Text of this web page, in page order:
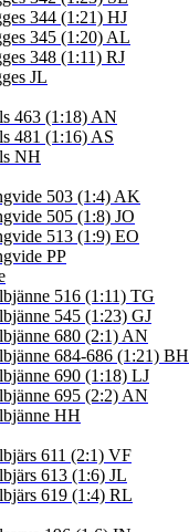
344 (1:21) HJ
345 (1:20) AL
348 (1:11) RJ
JL
463 (1:18) AN
481 (1:16) AS
NH
503 (1:4) AK
505 (1:8) JO
513 (1:9) EO
PP
516 (1:11) TG
545 (1:23) GJ
680 (2:1) AN
684-686 (1:21) BH
690 (1:18) LJ
695 (2:2) AN
HH
611 (2:1) VF
613 (1:6) JL
619 (1:4) RL